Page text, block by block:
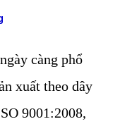
càng phổ
xuất theo dây
9001:2008,